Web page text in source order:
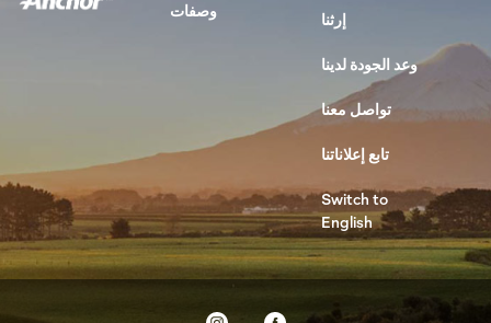
وصفات
إرثنا
وعد الجودة لدينا
تواصل معنا
تابع إعلاناتنا
Switch to
English